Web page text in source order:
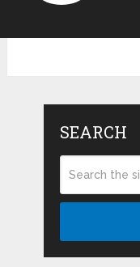
SEARCH